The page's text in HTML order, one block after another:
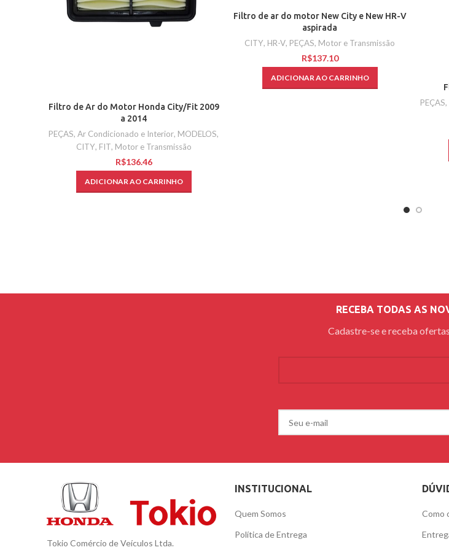
Filtro de Ar do Motor Honda City/Fit 2009
a 2014
PEÇAS, Ar Condicionado e Interior, MODELOS,
CITY, FIT, Motor e Transmissão
R$
ADICIONAR AO CARRINHO
Filtro de ar do motor New City e New HR-V
aspirada
CITY, HR-V, PEÇAS, Motor e Transmissão
R$
ADICIONAR AO CARRINHO
PEÇAS,
RECEBA TODAS AS
Cadastre-se e receba
Tokio Comércio de Veículos Ltda.
INSTITUCIONAL
Quem Somos
Política de Entrega
Como